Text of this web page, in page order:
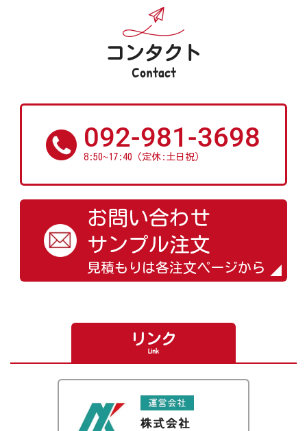
コンタクト
Contact
092-981-3698
8:50~17:40（定休:土日祝）
お問い合わせ
サンプル注文
見積もりは各注文ページから
リンク
Link